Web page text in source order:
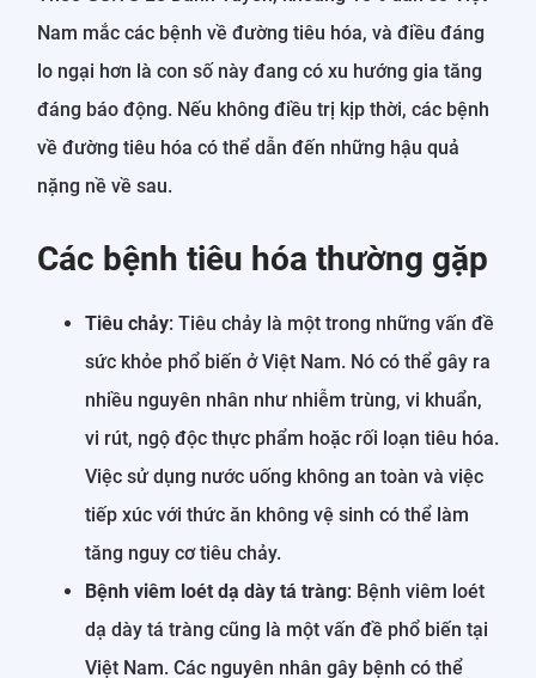
Nam mắc các bệnh về đường tiêu hóa, và điều đáng
lo ngại hơn là con số này đang có xu hướng gia tăng
đáng báo động. Nếu không điều trị kịp thời, các bệnh
về đường tiêu hóa có thể dẫn đến những hậu quả
nặng nề về sau.
Các bệnh tiêu hóa thường gặp
Tiêu chảy: Tiêu chảy là một trong những vấn đề
sức khỏe phổ biến ở Việt Nam. Nó có thể gây ra
nhiều nguyên nhân như nhiễm trùng, vi khuẩn,
vi rút, ngộ độc thực phẩm hoặc rối loạn tiêu hóa.
Việc sử dụng nước uống không an toàn và việc
tiếp xúc với thức ăn không vệ sinh có thể làm
tăng nguy cơ tiêu chảy.
Bệnh viêm loét dạ dày tá tràng: Bệnh viêm loét
dạ dày tá tràng cũng là một vấn đề phổ biến tại
Việt Nam. Các nguyên nhân gây bệnh có thể